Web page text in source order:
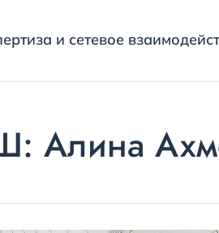
и сетевое
Алина